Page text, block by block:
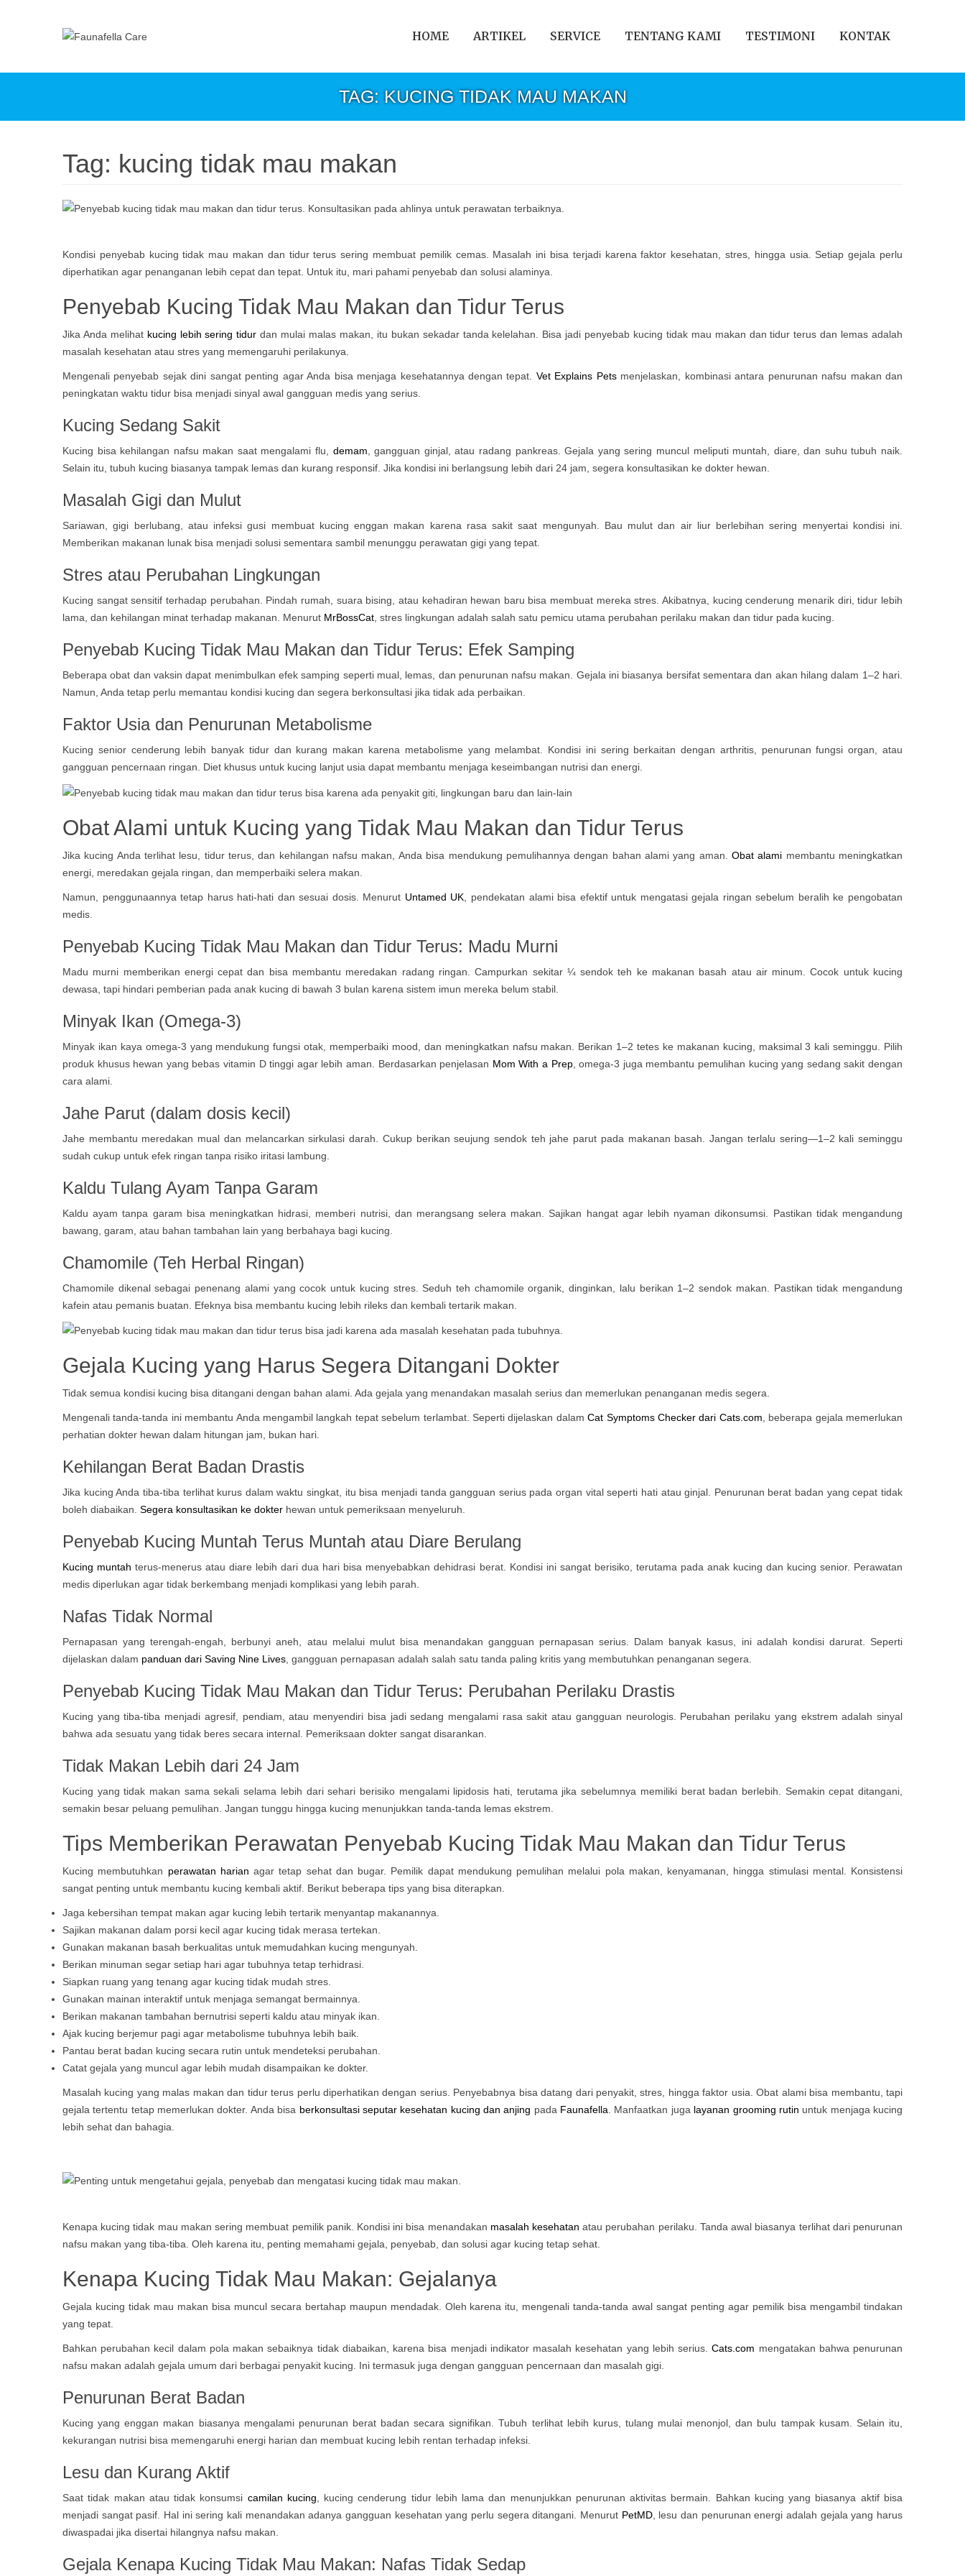
HOME ARTIKEL SERVICE TENTANG KAMI TESTIMONI KONTAK
TAG: KUCING TIDAK MAU MAKAN
Tag: kucing tidak mau makan
Kondisi penyebab kucing tidak mau makan dan tidur terus sering membuat pemilik cemas. Masalah ini bisa terjadi karena faktor kesehatan, stres, hingga usia. Setiap gejala perlu
diperhatikan agar penanganan lebih cepat dan tepat. Untuk itu, mari pahami penyebab dan solusi alaminya.
Penyebab Kucing Tidak Mau Makan dan Tidur Terus
Jika Anda melihat kucing lebih sering tidur dan mulai malas makan, itu bukan sekadar tanda kelelahan. Bisa jadi penyebab kucing tidak mau makan dan tidur terus dan lemas adalah
masalah kesehatan atau stres yang memengaruhi perilakunya.
Mengenali penyebab sejak dini sangat penting agar Anda bisa menjaga kesehatannya dengan tepat. Vet Explains Petsmenjelaskan, kombinasi antara penurunan nafsu makan dan
peningkatan waktu tidur bisa menjadi sinyal awal gangguan medis yang serius.
Kucing Sedang Sakit
Kucing bisa kehilangan nafsu makan saat mengalami flu, demam, gangguan ginjal, atau radang pankreas. Gejala yang sering muncul meliputi muntah, diare, dan suhu tubuh naik.
Selain itu, tubuh kucing biasanya tampak lemas dan kurang responsif. Jika kondisi ini berlangsung lebih dari 24 jam, segera konsultasikan ke dokter hewan.
Masalah Gigi dan Mulut
Sariawan, gigi berlubang, atau infeksi gusi membuat kucing enggan makan karena rasa sakit saat mengunyah. Bau mulut dan air liur berlebihan sering menyertai kondisi ini.
Memberikan makanan lunak bisa menjadi solusi sementara sambil menunggu perawatan gigi yang tepat.
Stres atau Perubahan Lingkungan
Kucing sangat sensitif terhadap perubahan. Pindah rumah, suara bising, atau kehadiran hewan baru bisa membuat mereka stres. Akibatnya, kucing cenderung menarik diri, tidur lebih
lama, dan kehilangan minat terhadap makanan. Menurut MrBossCat, stres lingkungan adalah salah satu pemicu utama perubahan perilaku makan dan tidur pada kucing.
Penyebab Kucing Tidak Mau Makan dan Tidur Terus: Efek Samping
Beberapa obat dan vaksin dapat menimbulkan efek samping seperti mual, lemas, dan penurunan nafsu makan. Gejala ini biasanya bersifat sementara dan akan hilang dalam 1–2 hari.
Namun, Anda tetap perlu memantau kondisi kucing dan segera berkonsultasi jika tidak ada perbaikan.
Faktor Usia dan Penurunan Metabolisme
Kucing senior cenderung lebih banyak tidur dan kurang makan karena metabolisme yang melambat. Kondisi ini sering berkaitan dengan arthritis, penurunan fungsi organ, atau
gangguan pencernaan ringan. Diet khusus untuk kucing lanjut usia dapat membantu menjaga keseimbangan nutrisi dan energi.
Obat Alami untuk Kucing yang Tidak Mau Makan dan Tidur Terus
Jika kucing Anda terlihat lesu, tidur terus, dan kehilangan nafsu makan, Anda bisa mendukung pemulihannya dengan bahan alami yang aman. Obat alami membantu meningkatkan
energi, meredakan gejala ringan, dan memperbaiki selera makan.
Namun, penggunaannya tetap harus hati-hati dan sesuai dosis. Menurut Untamed UK , pendekatan alami bisa efektif untuk mengatasi gejala ringan sebelum beralih ke pengobatan
medis.
Penyebab Kucing Tidak Mau Makan dan Tidur Terus: Madu Murni
Madu murni memberikan energi cepat dan bisa membantu meredakan radang ringan. Campurkan sekitar ¼ sendok teh ke makanan basah atau air minum. Cocok untuk kucing
dewasa, tapi hindari pemberian pada anak kucing di bawah 3 bulan karena sistem imun mereka belum stabil.
Minyak Ikan (Omega-3)
Minyak ikan kaya omega-3 yang mendukung fungsi otak, memperbaiki mood, dan meningkatkan nafsu makan. Berikan 1–2 tetes ke makanan kucing, maksimal 3 kali seminggu. Pilih
produk khusus hewan yang bebas vitamin D tinggi agar lebih aman. Berdasarkan penjelasan Mom With a Prep, omega-3 juga membantu pemulihan kucing yang sedang sakit dengan
cara alami.
Jahe Parut (dalam dosis kecil)
Jahe membantu meredakan mual dan melancarkan sirkulasi darah. Cukup berikan seujung sendok teh jahe parut pada makanan basah. Jangan terlalu sering—1–2 kali seminggu
sudah cukup untuk efek ringan tanpa risiko iritasi lambung.
Kaldu Tulang Ayam Tanpa Garam
Kaldu ayam tanpa garam bisa meningkatkan hidrasi, memberi nutrisi, dan merangsang selera makan. Sajikan hangat agar lebih nyaman dikonsumsi. Pastikan tidak mengandung
bawang, garam, atau bahan tambahan lain yang berbahaya bagi kucing.
Chamomile (Teh Herbal Ringan)
Chamomile dikenal sebagai penenang alami yang cocok untuk kucing stres. Seduh teh chamomile organik, dinginkan, lalu berikan 1–2 sendok makan. Pastikan tidak mengandung
kafein atau pemanis buatan. Efeknya bisa membantu kucing lebih rileks dan kembali tertarik makan.
Gejala Kucing yang Harus Segera Ditangani Dokter
Tidak semua kondisi kucing bisa ditangani dengan bahan alami. Ada gejala yang menandakan masalah serius dan memerlukan penanganan medis segera.
Mengenali tanda-tanda ini membantu Anda mengambil langkah tepat sebelum terlambat. Seperti dijelaskan dalam Cat Symptoms Checker dari Cats.com , beberapa gejala memerlukan
perhatian dokter hewan dalam hitungan jam, bukan hari.
Kehilangan Berat Badan Drastis
Jika kucing Anda tiba-tiba terlihat kurus dalam waktu singkat, itu bisa menjadi tanda gangguan serius pada organ vital seperti hati atau ginjal. Penurunan berat badan yang cepat tidak
boleh diabaikan. Segera konsultasikan ke dokter hewan untuk pemeriksaan menyeluruh.
Penyebab Kucing Muntah Terus Muntah atau Diare Berulang
Kucing muntah terus-menerus atau diare lebih dari dua hari bisa menyebabkan dehidrasi berat. Kondisi ini sangat berisiko, terutama pada anak kucing dan kucing senior. Perawatan
medis diperlukan agar tidak berkembang menjadi komplikasi yang lebih parah.
Nafas Tidak Normal
Pernapasan yang terengah-engah, berbunyi aneh, atau melalui mulut bisa menandakan gangguan pernapasan serius. Dalam banyak kasus, ini adalah kondisi darurat. Seperti
dijelaskan dalam panduan dari Saving Nine Lives , gangguan pernapasan adalah salah satu tanda paling kritis yang membutuhkan penanganan segera.
Penyebab Kucing Tidak Mau Makan dan Tidur Terus: Perubahan Perilaku Drastis
Kucing yang tiba-tiba menjadi agresif, pendiam, atau menyendiri bisa jadi sedang mengalami rasa sakit atau gangguan neurologis. Perubahan perilaku yang ekstrem adalah sinyal
bahwa ada sesuatu yang tidak beres secara internal. Pemeriksaan dokter sangat disarankan.
Tidak Makan Lebih dari 24 Jam
Kucing yang tidak makan sama sekali selama lebih dari sehari berisiko mengalami lipidosis hati, terutama jika sebelumnya memiliki berat badan berlebih. Semakin cepat ditangani,
semakin besar peluang pemulihan. Jangan tunggu hingga kucing menunjukkan tanda-tanda lemas ekstrem.
Tips Memberikan Perawatan Penyebab Kucing Tidak Mau Makan dan Tidur Terus
Kucing membutuhkan perawatan harian agar tetap sehat dan bugar. Pemilik dapat mendukung pemulihan melalui pola makan, kenyamanan, hingga stimulasi mental. Konsistensi
sangat penting untuk membantu kucing kembali aktif. Berikut beberapa tips yang bisa diterapkan.
Jaga kebersihan tempat makan agar kucing lebih tertarik menyantap makanannya.
Sajikan makanan dalam porsi kecil agar kucing tidak merasa tertekan.
Gunakan makanan basah berkualitas untuk memudahkan kucing mengunyah.
Berikan minuman segar setiap hari agar tubuhnya tetap terhidrasi.
Siapkan ruang yang tenang agar kucing tidak mudah stres.
Gunakan mainan interaktif untuk menjaga semangat bermainnya.
Berikan makanan tambahan bernutrisi seperti kaldu atau minyak ikan.
Ajak kucing berjemur pagi agar metabolisme tubuhnya lebih baik.
Pantau berat badan kucing secara rutin untuk mendeteksi perubahan.
Catat gejala yang muncul agar lebih mudah disampaikan ke dokter.
Masalah kucing yang malas makan dan tidur terus perlu diperhatikan dengan serius. Penyebabnya bisa datang dari penyakit, stres, hingga faktor usia. Obat alami bisa membantu, tapi
gejala tertentu tetap memerlukan dokter. Anda bisa berkonsultasi seputar kesehatan kucing dan anjing pada Faunafella . Manfaatkan juga layanan grooming rutin untuk menjaga kucing
lebih sehat dan bahagia.
Kenapa kucing tidak mau makan sering membuat pemilik panik. Kondisi ini bisa menandakan masalah kesehatan atau perubahan perilaku. Tanda awal biasanya terlihat dari penurunan
nafsu makan yang tiba-tiba. Oleh karena itu, penting memahami gejala, penyebab, dan solusi agar kucing tetap sehat.
Kenapa Kucing Tidak Mau Makan: Gejalanya
Gejala kucing tidak mau makan bisa muncul secara bertahap maupun mendadak. Oleh karena itu, mengenali tanda-tanda awal sangat penting agar pemilik bisa mengambil tindakan
yang tepat.
Bahkan perubahan kecil dalam pola makan sebaiknya tidak diabaikan, karena bisa menjadi indikator masalah kesehatan yang lebih serius.Cats.com mengatakan bahwa penurunan
nafsu makan adalah gejala umum dari berbagai penyakit kucing. Ini termasuk juga dengan gangguan pencernaan dan masalah gigi.
Penurunan Berat Badan
Kucing yang enggan makan biasanya mengalami penurunan berat badan secara signifikan. Tubuh terlihat lebih kurus, tulang mulai menonjol, dan bulu tampak kusam. Selain itu,
kekurangan nutrisi bisa memengaruhi energi harian dan membuat kucing lebih rentan terhadap infeksi.
Lesu dan Kurang Aktif
Saat tidak makan atau tidak konsumsi camilan kucing , kucing cenderung tidur lebih lama dan menunjukkan penurunan aktivitas bermain. Bahkan kucing yang biasanya aktif bisa
menjadi sangat pasif. Hal ini sering kali menandakan adanya gangguan kesehatan yang perlu segera ditangani. Menurut PetMD, lesu dan penurunan energi adalah gejala yang harus
diwaspadai jika disertai hilangnya nafsu makan.
Gejala Kenapa Kucing Tidak Mau Makan: Nafas Tidak Sedap